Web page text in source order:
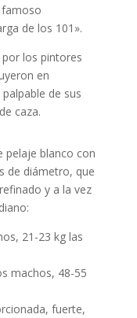
de los 101».
los pintores
en
de sus
caza.
pelaje blanco con
de diámetro, que
y a la vez
21-23 kg las
machos, 48-55
fuerte,